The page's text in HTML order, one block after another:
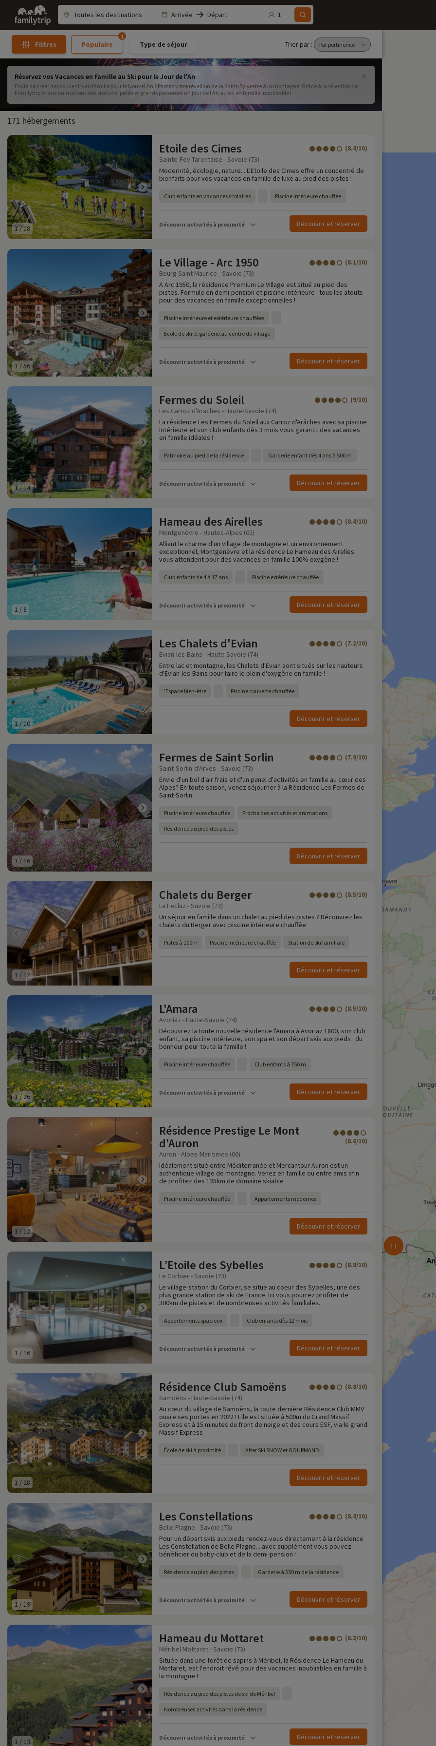
Family
trip
Arrivée Départ 1
Filtres Populaire
1
Type de séjour Trier par :
Réservez vos Vacances en Famille au Ski pour le Jour de l'An
Envie de créer des souvenirs en famille pour le Nouvel An ? Passez votre réveillon de la Saint-Sylvestre à la montagne. Grâce à la sélection de
Familytrip et aux animations des stations, petits et grands passeront un jour de l'An au ski en famille inoubliable !
171 hébergements
1/18
Etoile des Cimes (8.4/10)
Sainte-Foy Tarentaise - Savoie (73)
Modernité, écologie, nature... L'Etoile des Cimes offre un concentré de
bienfaits pour vos vacances en famille de luxe au pied des pistes !
Club enfants en vacances scolaires Piscine intérieure chauffée
Découvrir activités à proximité Découvrir et réserver
1 /56
Le Village - Arc 1950 (8.1/10)
Bourg Saint Maurice - Savoie (73)
A Arc 1950, la résidence Premium Le Village est situé au pied des
pistes. Formule en demi-pension et piscine intérieure : tous les atouts
pour des vacances en famille exceptionnelles !
Piscine intérieure et extérieure chauffées
École de ski et garderie au centre du village
Découvrir activités à proximité Découvrir et réserver
1/14
Fermes du Soleil (9/10)
Les Carroz d'Araches - Haute-Savoie (74)
La résidence Les Fermes du Soleil aux Carroz d'Arâches avec sa piscine
intérieure et son club enfants dès 3 mois vous garantit des vacances
en famille idéales !
Patinoire au pied de la résidence Garderie enfant dès 4 ans à 500 m
Découvrir activités à proximité Découvrir et réserver
1 / 8
Hameau des Airelles (8.4/10)
Montgenèvre - Hautes-Alpes (05)
Alliant le charme d'un village de montagne et un environnement
exceptionnel, Montgenèvre et la résidence Le Hameau des Airelles
vous attendent pour des vacances en famille 100% oxygène !
Club enfants de 4 à 17 ans Piscine extérieure chauffée
Découvrir activités à proximité Découvrir et réserver
1/10
Les Chalets d'Evian (7.2/10)
Evian-les-Bains - Haute-Savoie (74)
Entre lac et montagne, les Chalets d'Evian sont situés sur les hauteurs
d'Evian-les-Bains pour faire le plein d'oxygène en famille !
'Espace bien-être Piscine couverte chauffée
Découvrir et réserver
1 / 16
Fermes de Saint Sorlin (7.9/10)
Saint-Sorlin-d'Arves - Savoie (73)
Envie d'un bol d'air frais et d'un panel d'activités en famille au cœur des
Alpes? En toute saison, venez séjourner à la Résidence Les Fermes de
Saint-Sorlin
Piscine intérieure chauffée Proche des activités et animations
Résidence au pied des pistes
Découvrir et réserver
1 / 12
Chalets du Berger (8.5/10)
La Feclaz - Savoie (73)
Un séjour en famille dans un chalet au pied des pistes ? Découvrez les
chalets du Berger avec piscine intérieure chauffée
Pistes à 100m Piscine intérieure chauffée Station de ski familiale
Découvrir et réserver
1/26
L'Amara (8.5/10)
Avoriaz - Haute-Savoie (74)
Découvrez la toute nouvelle résidence l'Amara à Avoriaz 1800, son club
enfant, sa piscine intérieure, son spa et son départ skis aux pieds : du
bonheur pour toute la famille !
Piscine intérieure chauffée Club enfants à 750 m
Découvrir activités à proximité Découvrir et réserver
1 / 12
Résidence Prestige Le Mont
d'Auron
(8.6/10)
Auron - Alpes-Maritimes (06)
Idéalement situé entre Méditerranée et Mercantour Auron est un
authentique village de montagne. Venez en famille ou entre amis afin
de profitez des 135km de domaine skiable
Piscine intérieure chauffée Appartements modernes
Découvrir et réserver
1 / 16
L’Etoile des Sybelles (8.8/10)
Le Corbier - Savoie (73)
Le village-station du Corbier, se situe au coeur des Sybelles, une des
plus grande station de ski de France. Ici vous pourrez profiter de
300km de pistes et de nombreuses activités familiales.
Appartements spacieux Club enfants dès 12 mois
Découvrir activités à proximité Découvrir et réserver
1 / 28
Résidence Club Samoëns (8.8/10)
Samoëns - Haute-Savoie (74)
Au cœur du village de Samoëns, la toute dernière Résidence Club MMV
ouvre ses portes en 2022 ! Elle est située à 500m du Grand Massif
Express et à 15 minutes du front de neige et des cours ESF, via le grand
Massif Express
École de ski à proximité After Ski SNOW et GOURMAND
Découvrir et réserver
1 / 19
Les Constellations (8.4/10)
Belle Plagne - Savoie (73)
Pour un départ skis aux pieds rendez-vous directement à la résidence
Les Constellation de Belle Plagne... avec supplément vous pouvez
bénéficier du baby-club et de la demi-pension !
Résidence au pied des pistes Garderie à 350 m de la résidence
Découvrir activités à proximité Découvrir et réserver
1 / 13
Hameau du Mottaret (8.3/10)
Méribel Mottaret - Savoie (73)
Située dans une forêt de sapins à Méribel, la Résidence Le Hameau du
Mottaret, est l'endroit rêvé pour des vacances inoubliables en famille à
la montagne !
Résidence au pied des pistes de ski de Méribel
Nombreuses activités dans la résidence
Découvrir activités à proximité Découvrir et réserver
11